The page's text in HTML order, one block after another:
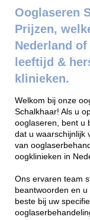
Ooglaseren
Prijzen,
Nederland
leeftijd &
klinieken.
Welkom bij onze
Schalkhaar! Als u
ooglaseren, bent u
dat u waarschijnlijk
van
oogklinieken in
Ons ervaren team
beantwoorden en
beste bij uw